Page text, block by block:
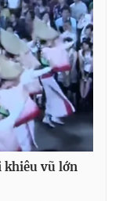
khiêu vũ lớn